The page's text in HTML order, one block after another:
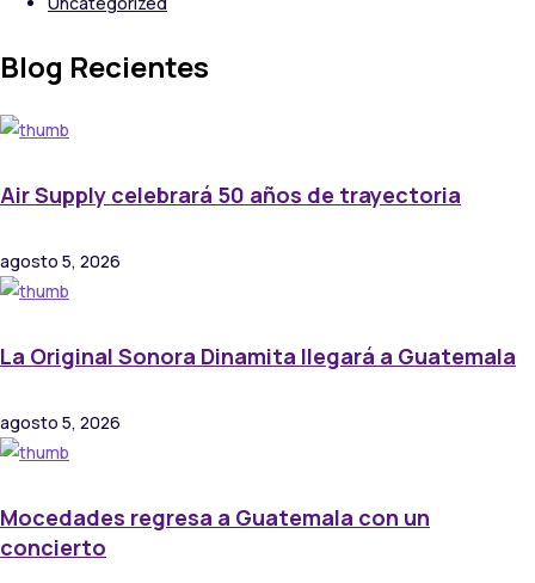
Blog Recientes
Air Supply celebrará 50 años de trayectoria
agosto 5, 2026
La Original Sonora Dinamita llegará a Guatemala
agosto 5, 2026
Mocedades regresa a Guatemala con un
concierto